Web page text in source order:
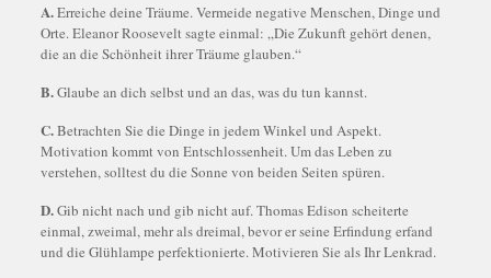
A.Erreiche deine Träume. Vermeide negative Menschen, Dinge und
Orte. Eleanor Roosevelt sagte einmal: „Die Zukunft gehört denen,
die an die Schönheit ihrer Träume glauben.“
B.Glaube an dich selbst und an das, was du tun kannst.
C.Betrachten Sie die Dinge in jedem Winkel und Aspekt.
Motivation kommt von Entschlossenheit. Um das Leben zu
verstehen, solltest du die Sonne von beiden Seiten spüren.
D.Gib nicht nach und gib nicht auf. Thomas Edison scheiterte
einmal, zweimal, mehr als dreimal, bevor er seine Erfindung erfand
und die Glühlampe perfektionierte. Motivieren Sie als Ihr Lenkrad.